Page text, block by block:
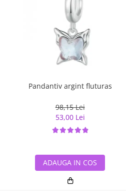
Pandantiv argint fluturas
98,15 Lei
53,00 Lei
ADAUGA IN COS